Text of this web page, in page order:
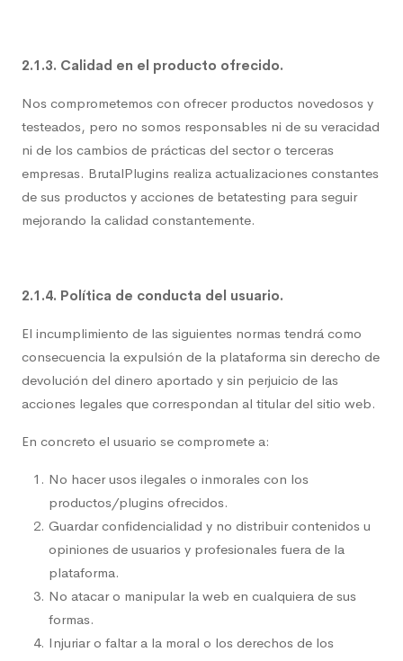
2.1.3. Calidad en el producto ofrecido.
Nos comprometemos con ofrecer productos novedosos y
testeados, pero no somos responsables ni de su veracidad
ni de los cambios de prácticas del sector o terceras
empresas. BrutalPlugins realiza actualizaciones constantes
de sus productos y acciones de betatesting para seguir
mejorando la calidad constantemente.
2.1.4. Política de conducta del usuario.
El incumplimiento de las siguientes normas tendrá como
consecuencia la expulsión de la plataforma sin derecho de
devolución del dinero aportado y sin perjuicio de las
acciones legales que correspondan al titular del sitio web.
En concreto el usuario se compromete a:
No hacer usos ilegales o inmorales con los
productos/plugins ofrecidos.
Guardar confidencialidad y no distribuir contenidos u
opiniones de usuarios y profesionales fuera de la
plataforma.
No atacar o manipular la web en cualquiera de sus
formas.
Injuriar o faltar a la moral o los derechos de los